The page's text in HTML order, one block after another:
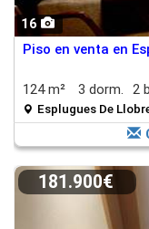
16
Piso en venta en
124 m² 3 dorm. 2
Esplugues De
181.900€